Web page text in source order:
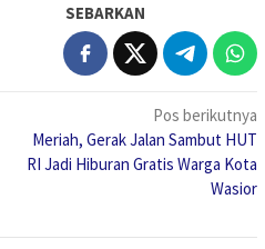
SEBARKAN
Pos berikutnya
Meriah, Gerak Jalan Sambut HUT
RI Jadi Hiburan Gratis Warga Kota
Wasior